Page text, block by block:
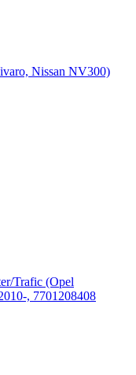
Nissan NV300)
Trafic (Opel
, 7701208408